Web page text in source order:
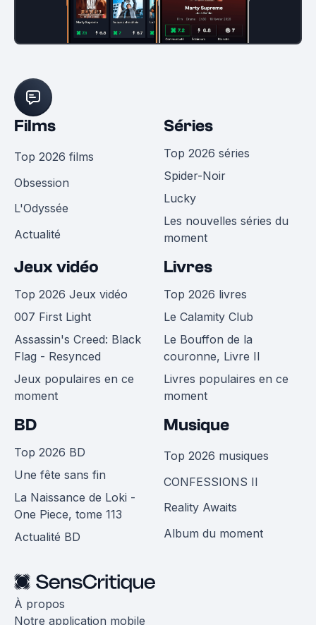
Films
Top 2026 films
Obsession
L'Odyssée
Actualité
Séries
Top 2026 séries
Spider-Noir
Lucky
Les nouvelles séries du
moment
Jeux vidéo
Top 2026 Jeux vidéo
007 First Light
Assassin's Creed: Black
Flag - Resynced
Jeux populaires en ce
moment
Livres
Top 2026 livres
Le Calamity Club
Le Bouffon de la
couronne, Livre II
Livres populaires en ce
moment
BD
Top 2026 BD
Une fête sans fin
La Naissance de Loki -
One Piece, tome 113
Actualité BD
Musique
Top 2026 musiques
CONFESSIONS II
Reality Awaits
Album du moment
À propos
Notre application mobile